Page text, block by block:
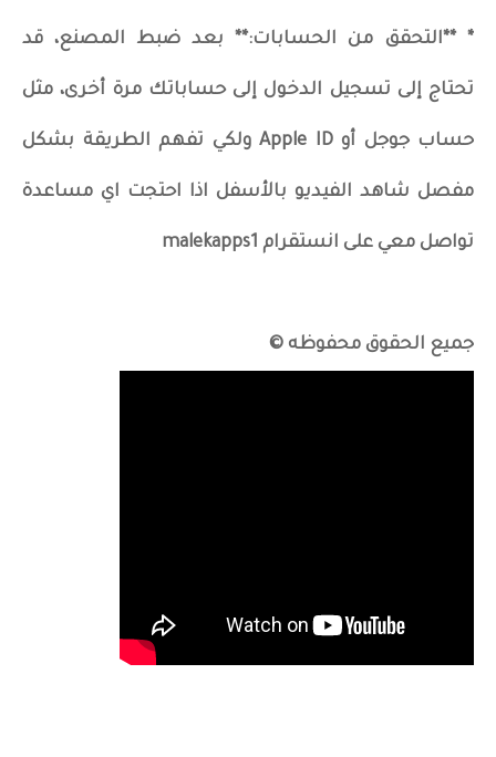
* **التحقق من الحسابات:** بعد ضبط المصنع، قد
تحتاج إلى تسجيل الدخول إلى حساباتك مرة أخرى، مثل
حساب جوجل أو Apple ID ولكي تفهم الطريقة بشكل
مفصل شاهد الفيديو بالأسفل اذا احتجت اي مساعدة
تواصل معي على انستقرام malekapps1
جميع الحقوق محفوظه ©